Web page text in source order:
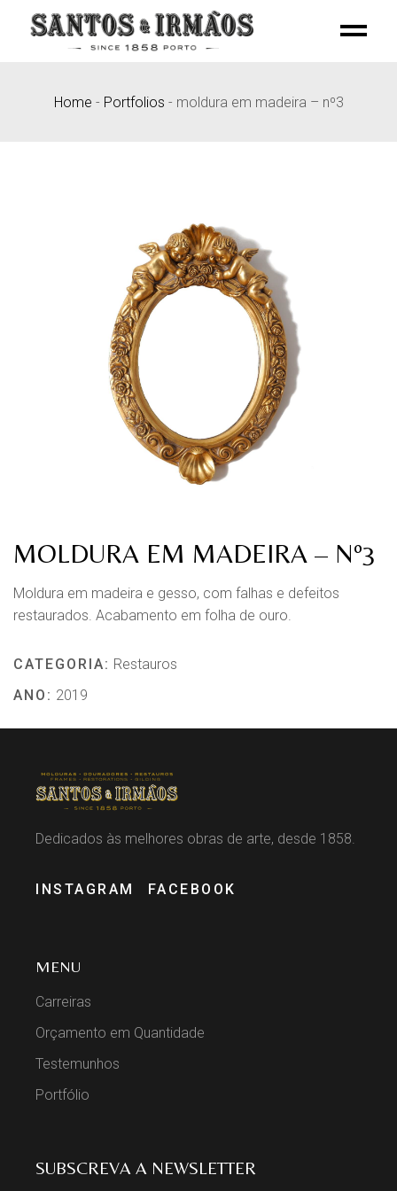
Home - Portfolios - moldura em madeira – nº3
MOLDURA EM MADEIRA – Nº3
Moldura em madeira e gesso, com falhas e defeitos
restaurados. Acabamento em folha de ouro.
CATEGORIA: Restauros
ANO: 2019
Dedicados às melhores obras de arte, desde 1858.
INSTAGRAM FACEBOOK
MENU
Carreiras
Orçamento em Quantidade
Testemunhos
Portfólio
SUBSCREVA A NEWSLETTER